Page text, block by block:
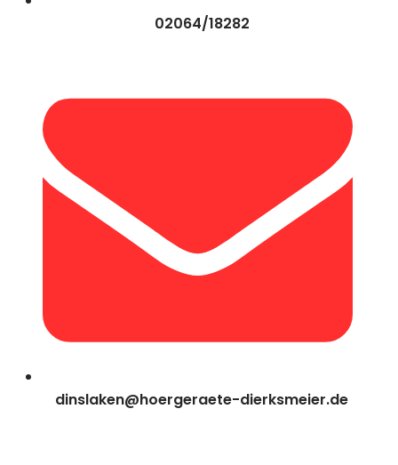
02064/18282
dinslaken@hoergeraete-dierksmeier.de